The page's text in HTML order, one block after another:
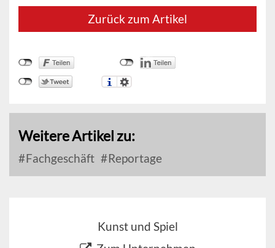
Zurück zum Artikel
Weitere Artikel zu:
Fachgeschäft Reportage
Kunst und Spiel